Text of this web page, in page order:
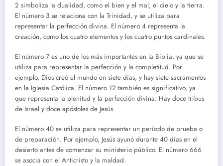
2 simboliza la dualidad, como el bien y el mal, el cielo y la tierra.
El número 3 se relaciona con la Trinidad, y se utiliza para
representar la perfección divina. El número 4 representa la
creación, como los cuatro elementos y los cuatro puntos cardinales.
El número 7 es uno de los más importantes en la Biblia, ya que se
utiliza para representar la perfección y la completitud. Por
ejemplo, Dios creó el mundo en siete días, y hay siete sacramentos
en la Iglesia Católica. El número 12 también es significativo, ya
que representa la plenitud y la perfección divina. Hay doce tribus
de Israel y doce apóstoles de Jesús.
El número 40 se utiliza para representar un período de prueba o
de preparación. Por ejemplo, Jesús ayunó durante 40 días en el
desierto antes de comenzar su ministerio público. El número 666
se asocia con el Anticristo y la maldad.